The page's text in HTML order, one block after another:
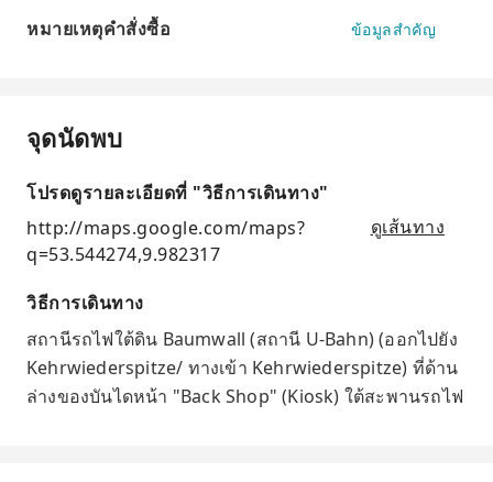
หมายเหตุคำสั่งซื้อ ข้อมูลสำคัญ
จุดนัดพบ
โปรดดูรายละเอียดที่ "วิธีการเดินทาง"
http://maps.google.com/maps?
q=53.544274,9.982317
ดูเส้นทาง
วิธีการเดินทาง
สถานีรถไฟใต้ดิน Baumwall (สถานี U-Bahn) (ออกไปยัง
Kehrwiederspitze/ ทางเข้า Kehrwiederspitze) ที่ด้าน
ล่างของบันไดหน้า "Back Shop" (Kiosk) ใต้สะพานรถไฟ